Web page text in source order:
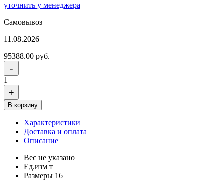
уточнить у менеджера
Самовывоз
11.08.2026
95388.00 руб.
-
1
+
В корзину
Характеристики
Доставка и оплата
Описание
Вес не указано
Ед.изм т
Размеры 16